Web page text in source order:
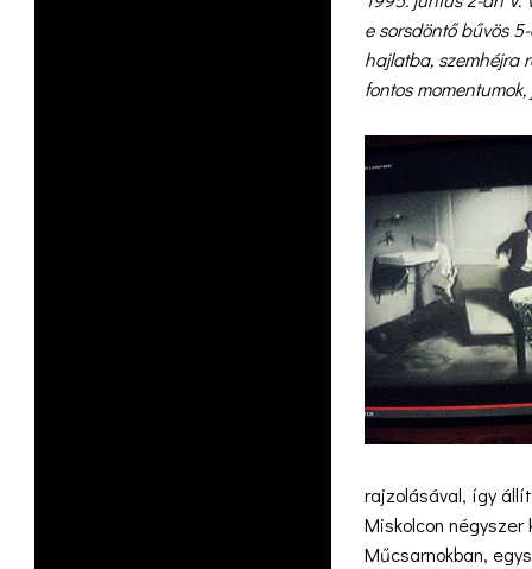
e sorsdöntő bűvös
hajlatba, szemhéjra
fontos
rajzolásával, így
Miskolcon
Műcsarnokban,